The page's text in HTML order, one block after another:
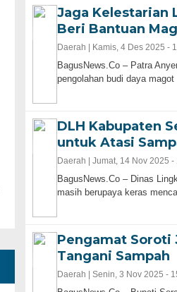
Jaga Kelestarian
Beri Bantuan
Daerah | Kamis, 4 Des 2025 -
BagusNews.Co – Patra
pengolahan budi daya
DLH Kabupaten
untuk Atasi
Daerah | Jumat, 14 Nov 2025 -
BagusNews.Co – Dinas
masih berupaya keras
Pengamat Soroti
Tangani Sampah
Daerah | Senin, 3 Nov 2025 -